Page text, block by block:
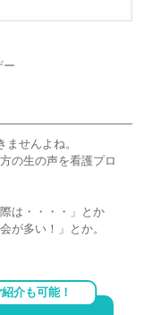
ー
せんよね。
の生の声を看護プロ
は・・・・」とか
が多い！」とか。
介も可能！